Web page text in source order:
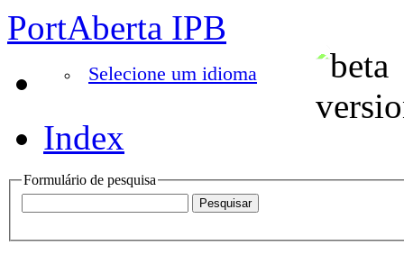
PortAberta IPB
Selecione um idioma
Index
Formulário de pesquisa